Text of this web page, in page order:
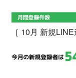
［ 10月 新規